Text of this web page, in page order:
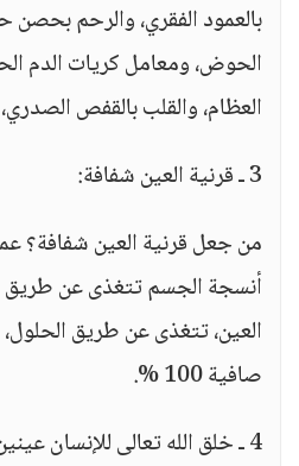
بالعمود الفقري، والرحم
الحوض، ومعامل كريات الدم
العظام، والقلب بالقفص
3 ـ قرنية العين شفافة:
من جعل قرنية العين شفافة؟
أنسجة الجسم تتغذى عن طريق
العين، تتغذى عن طريق
صافية 100 %.
4 ـ خلق الله تعالى للإنسان عينين وليس عين واحدة: